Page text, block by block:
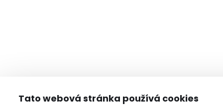
Tato webová stránka používá cookies